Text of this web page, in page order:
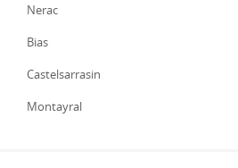
Nerac
Bias
Castelsarrasin
Montayral